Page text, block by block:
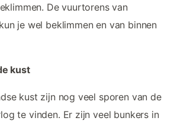
De vuurtorens van
je wel beklimmen en van binnen
kust
kust zijn nog veel sporen van de
te vinden. Er zijn veel bunkers in